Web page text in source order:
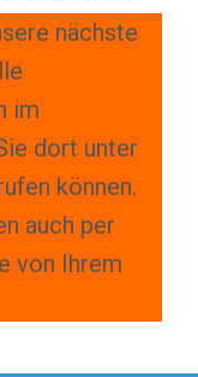
NEUE
nächste
im
dort unter
können.
auch per
von Ihrem